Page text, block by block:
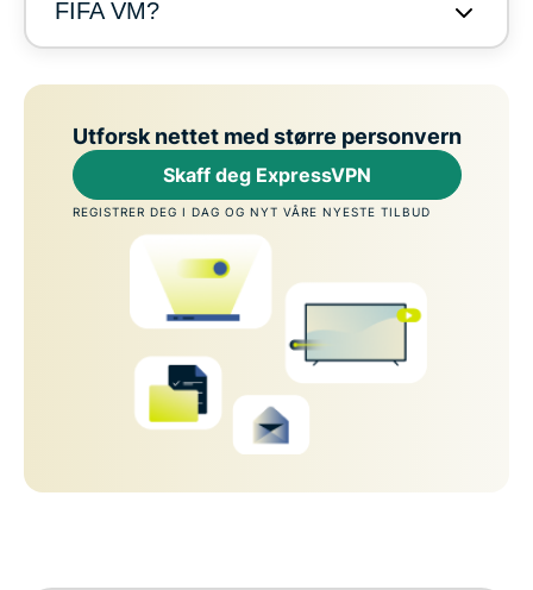
FIFA VM?
Utforsk nettet med større personvern
Skaff deg ExpressVPN
REGISTRER DEG I DAG OG NYT VÅRE NYESTE TILBUD